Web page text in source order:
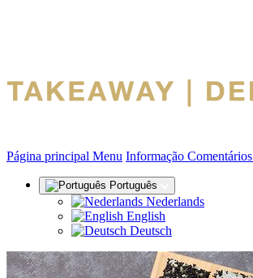
Página principal (actual)
Menu Informação Comentários
Português
Nederlands
English
Deutsch